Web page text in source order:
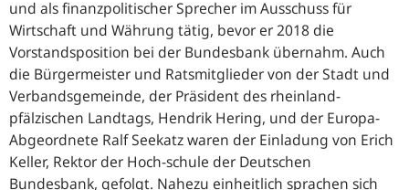
und als finanzpolitischer Sprecher im Ausschuss für
Wirtschaft und Währung tätig, bevor er 2018 die
Vorstandsposition bei der Bundesbank übernahm. Auch
die Bürgermeister und Ratsmitglieder von der Stadt und
Verbandsgemeinde, der Präsident des rheinland-
pfälzischen Landtags, Hendrik Hering, und der Europa-
Abgeordnete Ralf Seekatz waren der Einladung von Erich
Keller, Rektor der Hoch-schule der Deutschen
Bundesbank, gefolgt. Nahezu einheitlich sprachen sich